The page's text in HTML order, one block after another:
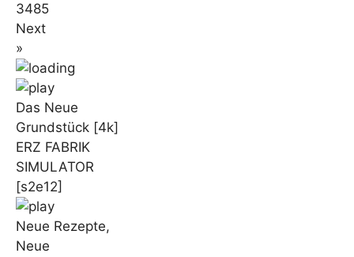
3485
Next
»
Das Neue
Grundstück [4k]
ERZ FABRIK
SIMULATOR
[s2e12]
Neue Rezepte,
Neue